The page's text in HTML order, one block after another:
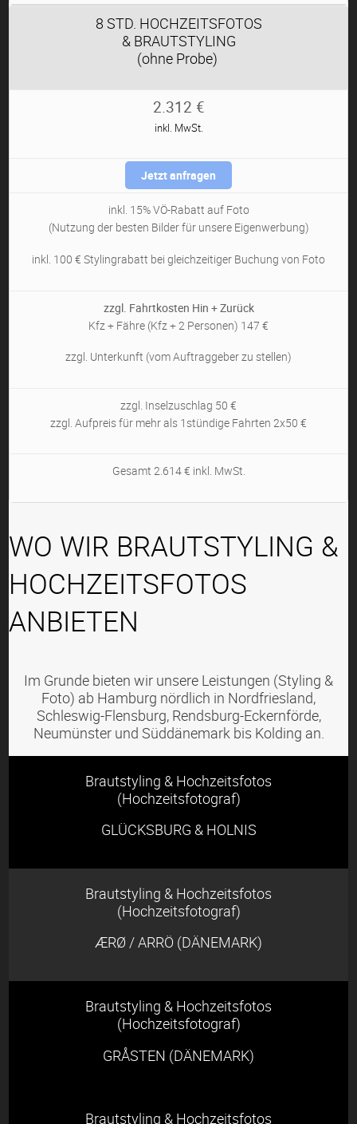
8 STD. HOCHZEITSFOTOS
& BRAUTSTYLING
(ohne Probe)
2.312 €
inkl. MwSt.
Jetzt anfragen
inkl. 15% VÖ-Rabatt auf Foto
(Nutzung der besten Bilder für unsere Eigenwerbung)
inkl. 100 € Stylingrabatt bei gleichzeitiger Buchung von Foto
zzgl. Fahrtkosten Hin + Zurück
Kfz + Fähre (Kfz + 2 Personen) 147 €
zzgl. Unterkunft (vom Auftraggeber zu stellen)
zzgl. Inselzuschlag 50 €
zzgl. Aufpreis für mehr als 1stündige Fahrten 2x50 €
Gesamt 2.614 € inkl. MwSt.
WO WIR BRAUTSTYLING &
HOCHZEITSFOTOS
ANBIETEN
Im Grunde bieten wir unsere Leistungen (Styling &
Foto) ab Hamburg nördlich in Nordfriesland,
Schleswig-Flensburg, Rendsburg-Eckernförde,
Neumünster und Süddänemark bis Kolding an.
Brautstyling & Hochzeitsfotos
(Hochzeitsfotograf)
GLÜCKSBURG & HOLNIS
Brautstyling & Hochzeitsfotos
(Hochzeitsfotograf)
ÆRØ / ARRÖ (DÄNEMARK)
Brautstyling & Hochzeitsfotos
(Hochzeitsfotograf)
GRÅSTEN (DÄNEMARK)
Brautstyling & Hochzeitsfotos